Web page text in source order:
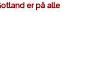
er på alle